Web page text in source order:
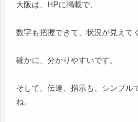
大阪は、HPに掲載で、
数字も把握できて、状況が見えて
確かに、分かりやすいです。
そして、伝達、指示も、シンプル
ね。